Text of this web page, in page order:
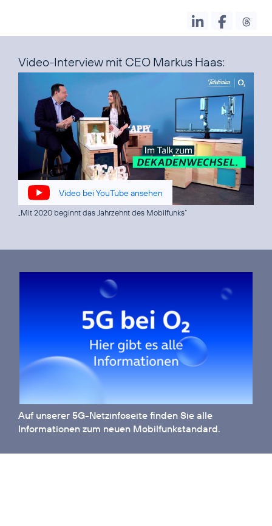
Video-Interview mit CEO Markus Haas:
Video bei YouTube ansehen
„Mit 2020 beginnt das Jahrzehnt des Mobilfunks“
Auf unserer 5G-Netzinfoseite finden Sie alle
Informationen zum neuen Mobilfunkstandard.